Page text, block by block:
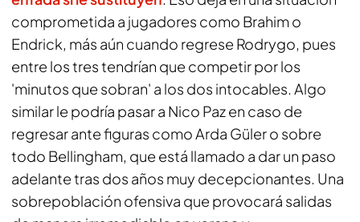
comprometida a jugadores como Brahim o
Endrick, más aún cuando regrese Rodrygo, pues
entre los tres tendrían que competir por los
'minutos que sobran' a los dos intocables. Algo
similar le podría pasar a Nico Paz en caso de
regresar ante figuras como Arda Güler o sobre
todo Bellingham, que está llamado a dar un paso
adelante tras dos años muy decepcionantes. Una
sobrepoblación ofensiva que provocará salidas